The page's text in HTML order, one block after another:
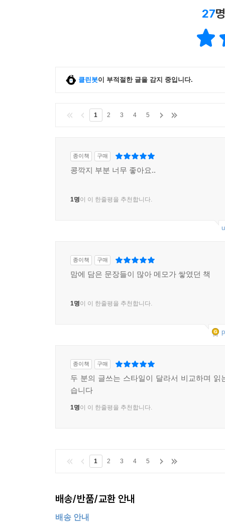
모르는 인색하고 협량한 마음의 와디. 당신이 흐
바랍니다. 나는 이미 낡은 시대의 사람이고, 그
더 정직하게 말하죠. 나는 오랫동안 혼자 잠들고
고갈과 메마름은 이미 생의 충분조건이죠. 난
1인분의 고독과 1인분의 평화, 1인분의 자유를 나
당신은 지금까지 그랬듯이 거기에 서 있으면 됩니
2인분의 고독
‘1인분의 고독’에 웅크려 있던 내 내면을 들여다보
짐승의 눈에 겁이 잔뜩 들어 있어 가엾었어요.
이제 망설임을 떨치고 용기를 냅니다. 사랑이라고
어떤 사이프러스 나무도 바람을 두려워하지 않아요.
사랑이란 ‘2인분의 고독’을 뜨겁게, 늠름하게 받는
생의 찬란한 순간들을 함께할 사랑하는 P와
이 멋진 책을 결혼 선물로 만들어준 김민정 시인께
27
클린봇이 부적절한 글을 감지 중입니다.
1 2 3 4 5
종이책 구매
콩깍지 부분 너무 좋아요..
1명이 이 한줄평을 추천합니다.
종이책 구매
맘에 담은 문장들이 많아 메모가 쌓였던 책
1명이 이 한줄평을 추천합니다.
종이책 구매
두 분의 글쓰는 스타일이 달라서 비교하며 읽
습니다
1명이 이 한줄평을 추천합니다.
1 2 3 4 5
배송/반품/교환 안내
배송 안내